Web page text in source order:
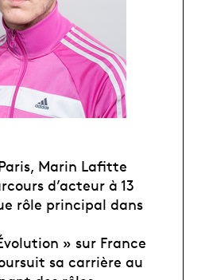
Marin Lafitte
d’acteur à 13
rôle principal dans
» sur France
sa carrière au